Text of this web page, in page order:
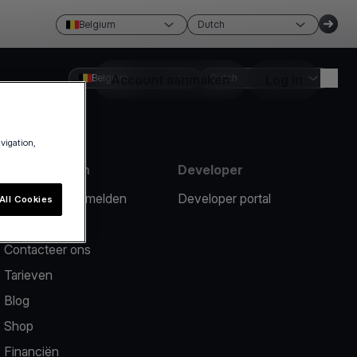
Belgium Dutch
Account aanmaken
Belgium Dutch
Hulpmiddelen
Een probleem melden
Contacteer ons
Tarieven
Blog
Shop
Financiën
Developer
Developer portal
Cookies